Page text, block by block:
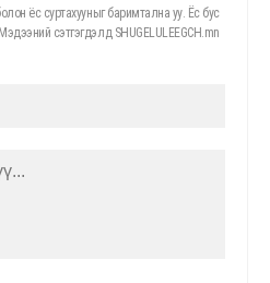
ёс суртахууныг баримтална уу. Ёс бус
сэтгэгдэлд SHUGELULEEGCH.mn